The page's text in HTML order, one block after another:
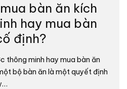
bàn ăn kích
hay mua bàn
định?
thông minh hay mua bàn ăn
bộ bàn ăn là một quyết định